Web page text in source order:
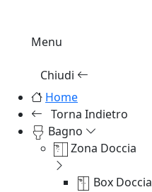
Menu
Chiudi
Home
Torna Indietro
Bagno
Zona Doccia
Box Doccia